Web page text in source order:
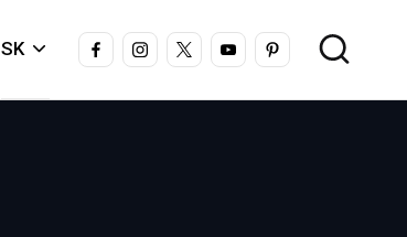
SK FACEBOOKINSTAGRAM
X YOUTUBEPINTEREST